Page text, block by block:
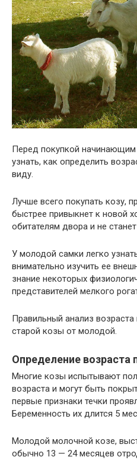
Перед покупкой
узнать, как определить
виду.
Лучше всего покупать козу,
быстрее привыкнет к новой
обитателям двора и не
У молодой самки легко
внимательно изучить ее
знание некоторых
представителей мелкого
Правильный анализ
старой козы от молодой.
Определение возраста
Многие козы испытывают
возраста и могут быть
первые признаки течки
Беременность их длится 5
Молодой молочной козе,
обычно 13 — 24 месяцев